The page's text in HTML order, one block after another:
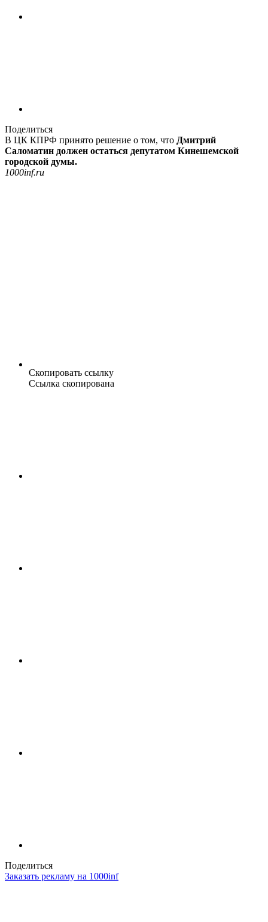
Поделиться
В ЦК КПРФ принято решение о том, что Дмитрий
Саломатин должен остаться депутатом Кинешемской
городской думы.
1000inf.ru
Скопировать ссылку
Ссылка скопирована
Поделиться
Заказать рекламу на 1000inf